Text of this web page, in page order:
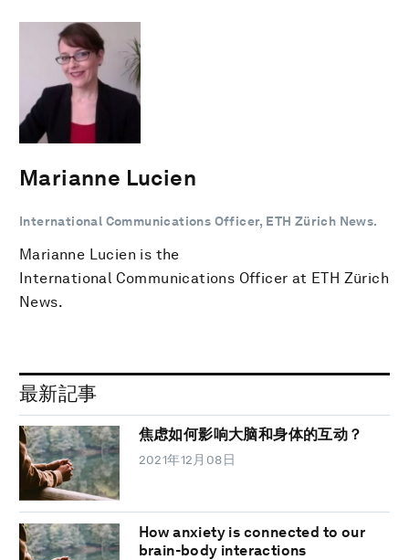
Marianne Lucien
International Communications Officer, ETH Zürich News.
Marianne Lucien is the
International Communications Officer at ETH Zürich
News.
最新記事
焦虑如何影响大脑和身体的互动？
2021年12月08日
How anxiety is connected to our
brain-body interactions